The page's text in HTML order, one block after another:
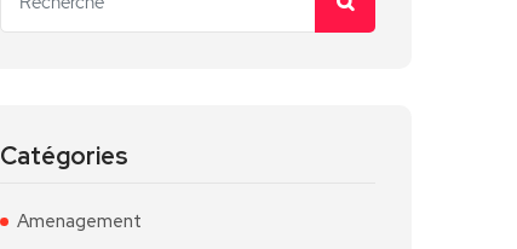
Catégories
Amenagement